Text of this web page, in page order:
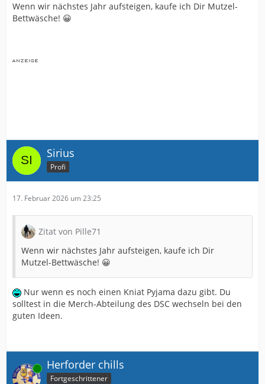
Wenn wir nächstes Jahr aufsteigen, kaufe ich Dir Mutzel-
Bettwäsche! 😀
Sirius
Profi
17. Februar 2026 um 23:25
Zitat von Pille71
Wenn wir nächstes Jahr aufsteigen, kaufe ich Dir
Mutzel-Bettwäsche! 😀
Nur wenn es noch einen Kniat Pyjama dazu gibt. Du
solltest in die Merch-Abteilung des DSC wechseln bei den
guten Ideen.
Online Herforder chills
Fortgeschrittener